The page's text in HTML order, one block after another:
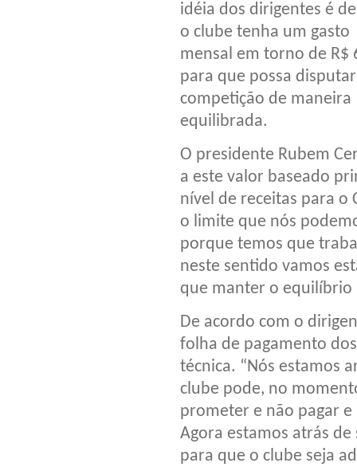
idéia dos dirigentes é
o clube tenha um gasto
mensal em torno de R$
para que possa
competição de maneira
equilibrada.
O presidente Rubem
a este valor baseado
nível de receitas para o
o limite que nós
porque temos que
neste sentido vamos
que manter o equilíbrio
De acordo com o
folha de pagamento
técnica. “Nós estamos
clube pode, no
prometer e não pagar
Agora estamos atrás
para que o clube seja